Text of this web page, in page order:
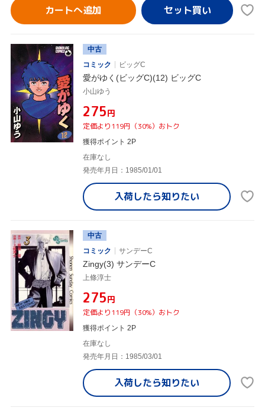
カートへ追加
中古
コミック
ビッグC
愛がゆく(ビッグC)(12) ビッグC
小山ゆう
¥275円
定価より119円（30%）おトク
獲得ポイント 2P
在庫なし
発売年月日：1985/01/01
入荷したら知りたい
中古
コミック
サンデーC
Zingy(3) サンデーC
上條淳士
¥275円
定価より119円（30%）おトク
獲得ポイント 2P
在庫なし
発売年月日：1985/03/01
入荷したら知りたい